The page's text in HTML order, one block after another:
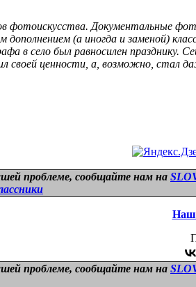
Документальные
(а иногда и заменой)
в село был равносилен
ценности, а, возможно, стал
проблеме, сообщайте нам на
Наш
проблеме, сообщайте нам на